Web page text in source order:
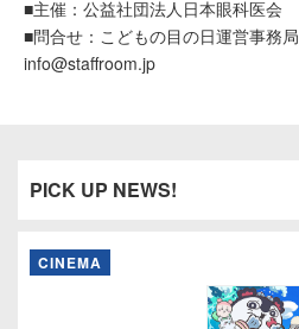
■主催：公益社団法人日本眼科医会
■問合せ：こどもの目の日運営事務局
info@staffroom.jp
PICK UP NEWS!
CINEMA